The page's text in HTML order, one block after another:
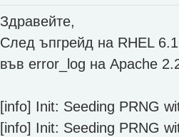
Здравейте,
След ъпгрейд на RHEL
във error_log на Apache
[info] Init: Seeding PRNG
[info] Init: Seeding PRNG